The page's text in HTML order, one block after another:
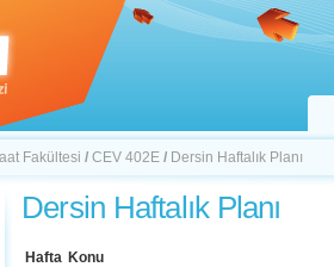
Fakültesi / CEV 402E / Dersin Haftalık Planı
Dersin Haftalık Planı
Hafta Konu